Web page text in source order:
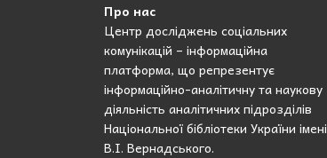
Про нас
Центр досліджень соціальних
комунікацій – інформаційна
платформа, що репрезентує
інформаційно-аналітичну та наукову
діяльність аналітичних підрозділів
Національної бібліотеки України імені
В.І. Вернадського.